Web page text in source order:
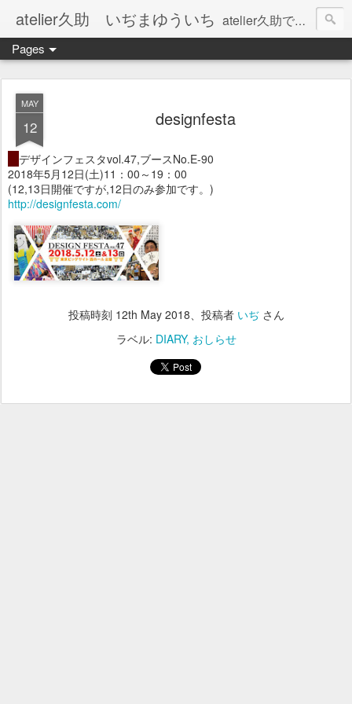
atelier久助 いぢまゆういち atelier久助では土と火から暖かなモノたちを生み出しています。 ご覧になられた方が和んで頂ければ幸いです。
Pages
MAY
12 designfesta
デザインフェスタvol.47,ブースNo.E-90
2018年5月12日(土)11：00～19：00
(12,13日開催ですが,12日のみ参加です。)
http://designfesta.com/
投稿時刻 12th May 2018 、投稿者 いぢさん
ラベル: DIARY おしらせ